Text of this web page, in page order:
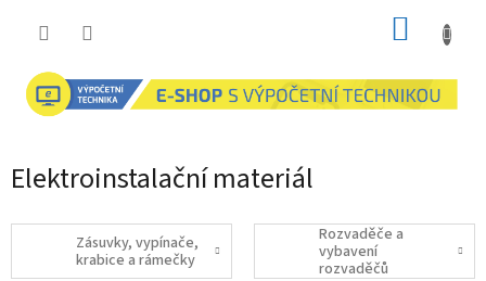
Elektroinstalační materiál
Zásuvky, vypínače,
krabice a rámečky
Rozvaděče a
vybavení
rozvaděčů